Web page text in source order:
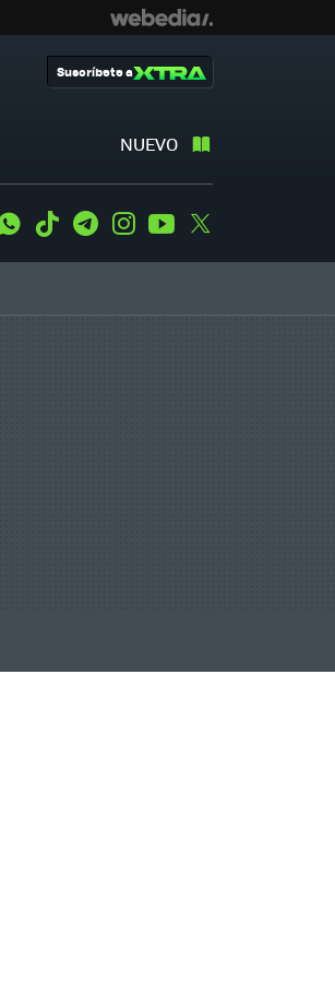
NUEVO
Suscríbete a
WhatsApp
Tiktok TelegramInstagramYoutube